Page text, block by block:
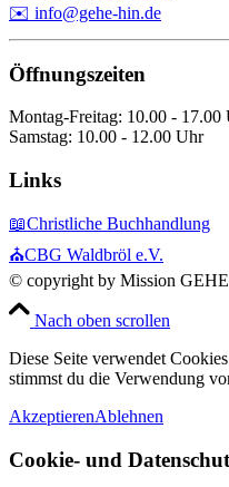
✉️ info@gehe-hin.de
Öffnungszeiten
Montag-Freitag: 10.00 - 17.00
Samstag: 10.00 - 12.00 Uhr
Links
📖Christliche Buchhandlung
⛪CBG Waldbröl e.V.
© copyright by Mission
Nach oben scrollen
Diese Seite verwendet
stimmst du die Verwendung
AkzeptierenAblehnen
Cookie- und